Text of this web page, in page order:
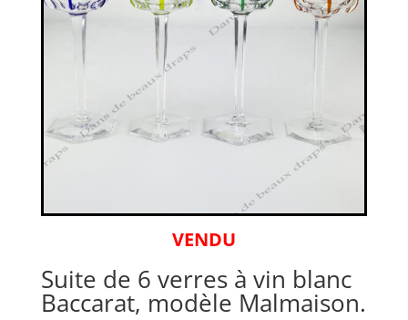
VENDU
Suite de 6 verres à vin blanc
Baccarat, modèle Malmaison.